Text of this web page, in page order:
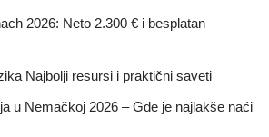
2026: Neto 2.300 € i besplatan
Najbolji resursi i praktični saveti
u Nemačkoj 2026 – Gde je najlakše naći